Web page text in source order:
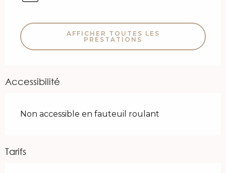
AFFICHER TOUTES LES
PRESTATIONS
Accessibilité
Non accessible en fauteuil roulant
Tarifs